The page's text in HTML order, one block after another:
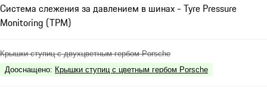
Система слежения за давлением в шинах - Tyre Pressure
Monitoring (TPM)
Крышки ступиц с двухцветным гербом Porsche
Дооснащено: Крышки ступиц с цветным гербом Porsche